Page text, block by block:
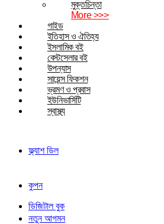
মুক্তচিন্তা
More >>>
গাইড
ইতিহাস ও ঐতিহ্য
ইসলামিক বই
বেস্টসেলার বই
উপন্যাস
সায়েন্স ফিকশন
ভ্রমণ ও প্রবাস
ইউনিভার্সিটি
স্বাস্থ্য
ফ্ল্যাশ ডিল
কুপন
ডিজিটাল বুক
নতুন আগমন